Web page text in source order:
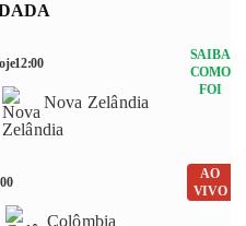
12:00
Nova Zelândia
SAIBA
COMO
FOI
Colômbia
AO
VIVO